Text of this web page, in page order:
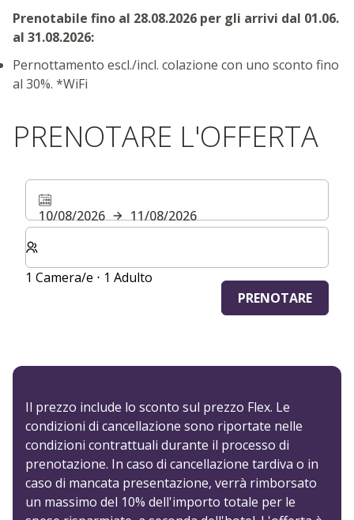
Prenotabile fino al 28.08.2026 per gli arrivi dal 01.06.
al 31.08.2026:
Pernottamento escl./incl. colazione con uno sconto fino
al 30%. *WiFi
PRENOTARE L'OFFERTA
10/08/2026
11/08/2026
Selezionare il numero di camere e di ospiti per il
1 Camera/e ⋅ 1 Adulto
PRENOTARE
Il prezzo include lo sconto sul prezzo Flex. Le
condizioni di cancellazione sono riportate nelle
condizioni contrattuali durante il processo di
prenotazione. In caso di cancellazione tardiva o in
caso di mancata presentazione, verrà rimborsato
un massimo del 10% dell'importo totale per le